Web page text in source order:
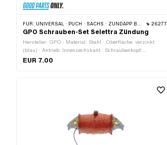
FÜR: UNIVERSAL · PUCH · SACHS · ZÜNDAPP BELMONDO 26277
GPO Schrauben-Set Selettra Zündung
Hersteller: GPO · Material: Stahl · Oberfläche: verzinkt
(blau) · Antrieb: Innensechskant · Schraubenkopf:
Zylinderkopf · Anzahl Bestandteile: 6 Stk.
EUR 7.00